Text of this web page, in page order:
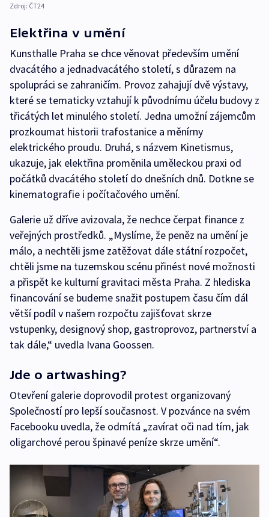
Zdroj: ČT24
Elektřina v umění
Kunsthalle Praha se chce věnovat především umění
dvacátého a jednadvacátého století, s důrazem na
spolupráci se zahraničím. Provoz zahajují dvě výstavy,
které se tematicky vztahují k původnímu účelu budovy z
třicátých let minulého století. Jedna umožní zájemcům
prozkoumat historii trafostanice a měnírny
elektrického proudu. Druhá, s názvem Kinetismus,
ukazuje, jak elektřina proměnila uměleckou praxi od
počátků dvacátého století do dnešních dnů. Dotkne se
kinematografie i počítačového umění.
Galerie už dříve avizovala, že nechce čerpat finance z
veřejných prostředků. „Myslíme, že peněz na umění je
málo, a nechtěli jsme zatěžovat dále státní rozpočet,
chtěli jsme na tuzemskou scénu přinést nové možnosti
a přispět ke kulturní gravitaci města Praha. Z hlediska
financování se budeme snažit postupem času čím dál
větší podíl v našem rozpočtu zajišťovat skrze
vstupenky, designový shop, gastroprovoz, partnerství a
tak dále,“ uvedla Ivana Goossen.
Jde o artwashing?
Otevření galerie doprovodil protest organizovaný
Společností pro lepší současnost. V pozvánce na svém
Facebooku uvedla, že odmítá „zavírat oči nad tím, jak
oligarchové perou špinavé peníze skrze umění“.